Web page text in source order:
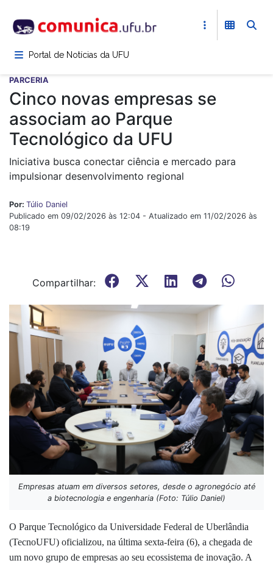
para
conteúdoPortal de Notícias da UFU
PARCERIA
Cinco novas empresas se
associam ao Parque
Tecnológico da UFU
Iniciativa busca conectar ciência e mercado para
impulsionar desenvolvimento regional
Por: Túlio Daniel
Publicado em 09/02/2026 às 12:04 - Atualizado em 11/02/2026 às
08:19
Compartilhar:
Empresas atuam em diversos setores, desde o agronegócio até
a biotecnologia e engenharia (Foto: Túlio Daniel)
O Parque Tecnológico da Universidade Federal de Uberlândia
(TecnoUFU) oficializou, na última sexta-feira (6), a chegada de
um novo grupo de empresas ao seu ecossistema de inovação. A